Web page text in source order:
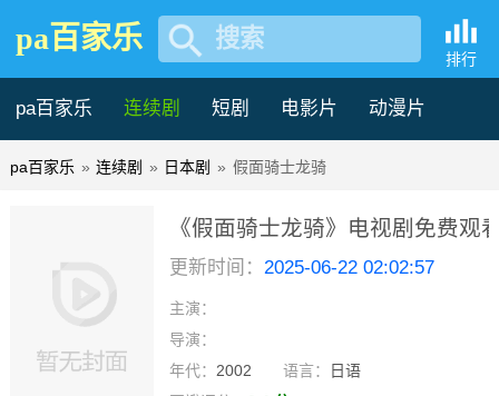
pa百家乐 搜索
排行
pa百家乐 连续剧 短剧 电影片 动漫片
记录片 综艺片
pa百家乐 » 连续剧 » 日本剧 » 假面骑士龙骑
《假面骑士龙骑》电视剧免费观
乐
更新时间： 2025-06-22 02:02:57
主演：
导演：
年代： 2002 语言：
日语